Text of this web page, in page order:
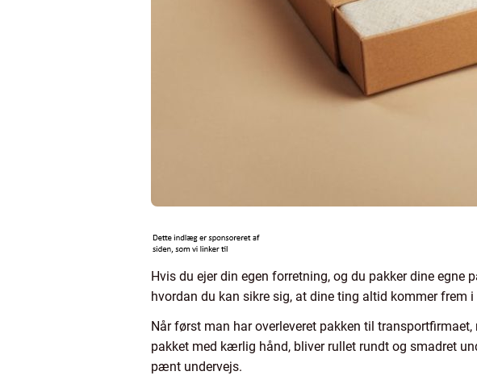
Hvis du ejer din egen forretning, og du pakker dine
hvordan du kan sikre sig, at dine ting altid kommer frem i
Når først man har overleveret pakken til
pakket med kærlig hånd, bliver rullet rundt og smadret
pænt undervejs.